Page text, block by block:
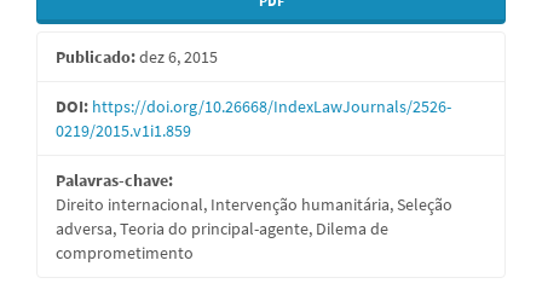
lateral
de
artigos
Publicado:dez 6, 2015
DOI: https://doi.org/10.26668/IndexLawJournals/2526-
0219/2015.v1i1.859
Palavras-chave:
Direito internacional, Intervenção humanitária, Seleção
adversa, Teoria do principal-agente, Dilema de
comprometimento